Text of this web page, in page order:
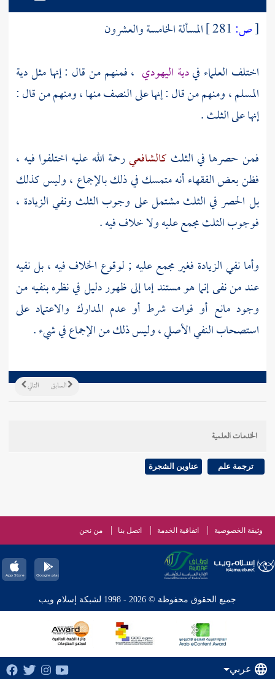
[ص:
المسألة الخامسة والعشرون
اختلف العلماء فيدية اليهودي ، فمنهم من قال : إنها مثل دية
المسلم ، ومنهم من قال : إنها على النصف منها ، ومنهم من قال :
إنها على الثلث .
فمن حصرها في الثلث كالشافعيرحمة الله عليه اختلفوا فيه ،
فظن بعض الفقهاء أنه متمسك في ذلك بالإجماع ، وليس كذلك
بل الحصر في الثلث مشتمل على وجوب الثلث ونفي الزيادة ،
فوجوب الثلث مجمع عليه ولا خلاف فيه .
وأما نفي الزيادة فغير مجمع عليه ; لوقوع الخلاف فيه ، بل نفيه
عند من نفى إنما هو مستند إما إلى ظهور دليل في نظره بنفيه من
وجود مانع أو فوات شرط أو عدم المدارك والاعتماد على
استصحاب النفي الأصلي ، وليس ذلك من الإجماع في شيء .
التالي السابق
الخدمات العلمية
ترجمة علم عناوين الشجرة
وثيقة الخصوصية اتفاقية الخدمة اتصل بنا من نحن
جميع الحقوق محفوظة © 2026 - 1998 لشبكة إسلام ويب
عربي